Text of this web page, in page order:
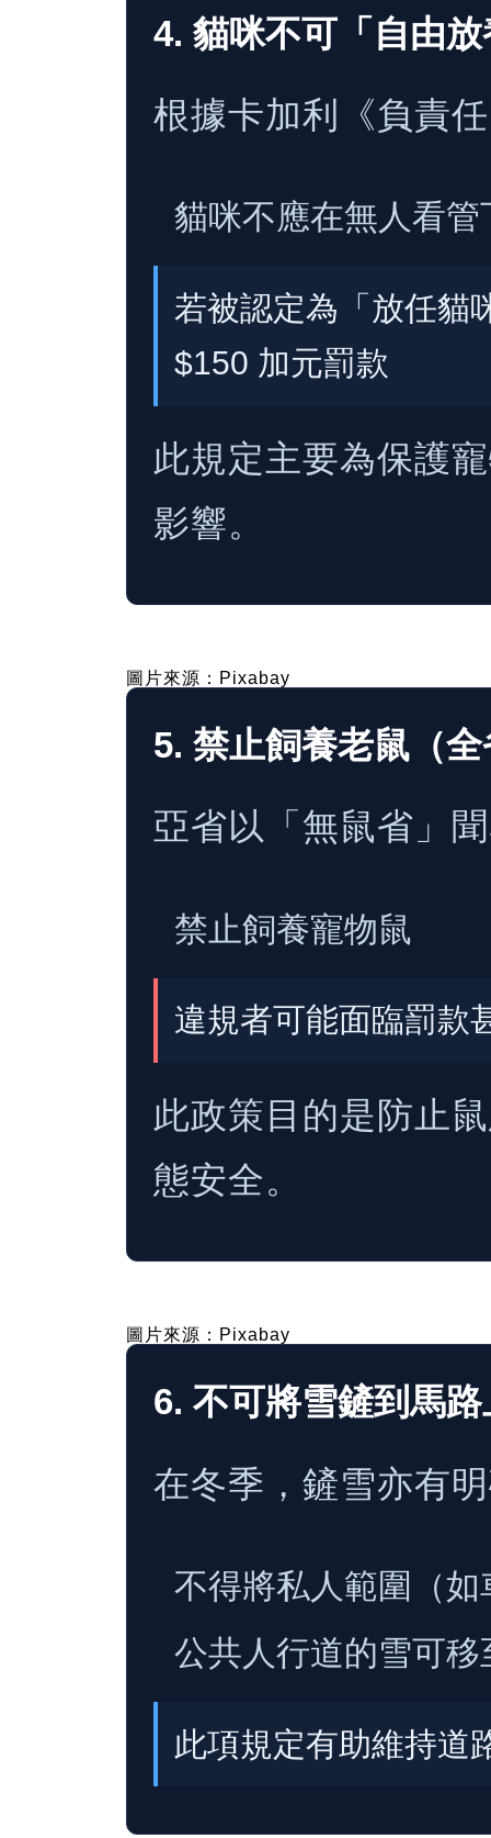
4. 貓咪不可「自由
根據卡加利《負責
貓咪不應在無人看
若被認定為「放任貓
$150 加元罰款
此規定主要為保護
影響。
圖片來源：Pixabay
5. 禁止飼養老鼠（
亞省以「無鼠省」
禁止飼養寵物鼠
違規者可能面臨罰款
此政策目的是防止
態安全。
圖片來源：Pixabay
6. 不可將雪鏟到馬路
在冬季，鏟雪亦有
不得將私人範圍（
公共人行道的雪可
此項規定有助維持道